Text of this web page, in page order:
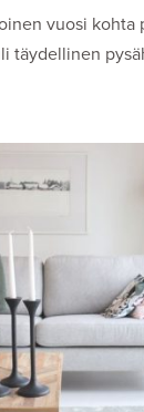
vuosi kohta
täydellinen